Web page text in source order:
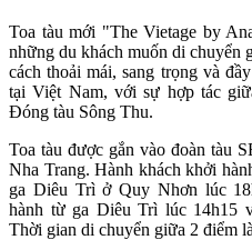
Toa tàu mới "The Vietage by
những du khách muốn di chuyển
cách thoải mái, sang trọng và
tại Việt Nam, với sự hợp tác
Đóng tàu Sông Thu.
Toa tàu được gắn vào đoàn tàu
Nha Trang. Hành khách khởi
ga Diêu Trì ở Quy Nhơn lúc
hành từ ga Diêu Trì lúc 14h15
Thời gian di chuyển giữa 2 điểm